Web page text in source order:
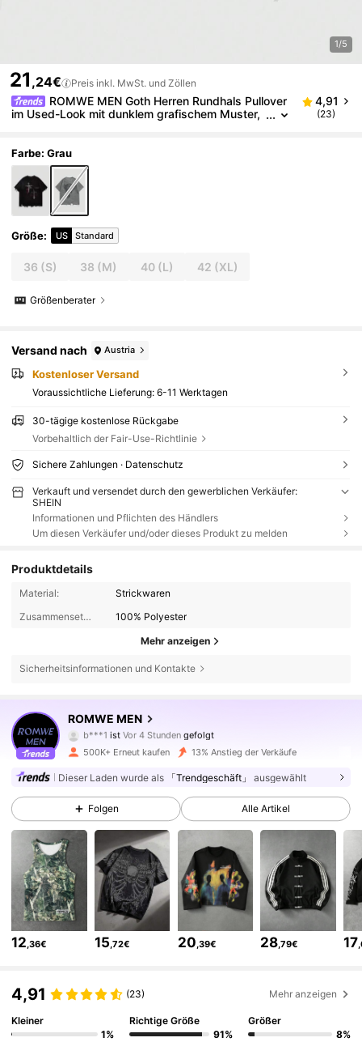
1/5
21 ,24€ Preis inkl. MwSt. und Zöllen
ROMWE MEN Goth Herren Rundhals Pullover
im Used-Look mit dunklem grafischem Muster,
4,91
(23)
Farbe: Grau
Größe: US Standard
36 (S) 38 (M) 40(L) 42 (XL)
Größenberater
Versand nach Austria
Kostenloser Versand
Voraussichtliche Lieferung: 6-11 Werktagen
30-tägige kostenlose Rückgabe
Vorbehaltlich der Fair-Use-Richtlinie
Sichere Zahlungen · Datenschutz
Verkauft und versendet durch den gewerblichen Verkäufer:
SHEIN
Informationen und Pflichten des Händlers
Um diesen Verkäufer und/oder dieses Produkt zu melden
Produktdetails
Material:
Strickwaren
Zusammensetzung:
100% Polyester
Mehr anzeigen
Sicherheitsinformationen und Kontakte
ROMWE MEN
b***1 ist Vor 4 Stunden
gefolgt
ist am Durchsuchen
4,81
665K Follower
4,81 665K Follower
4,81 665K Follower
665K Follower
665K Follower
500K+ Erneut kaufen 13% Anstieg der Verkäufe
Dieser Laden wurde als 「Trendgeschäft」 ausgewählt
Folgen Alle Artikel
12,36€ 15,72€ 20,39€ 28,79€ 17
4,91 (23) Mehr anzeigen
Kleiner
1%
Richtige Größe
91%
Größer
8%